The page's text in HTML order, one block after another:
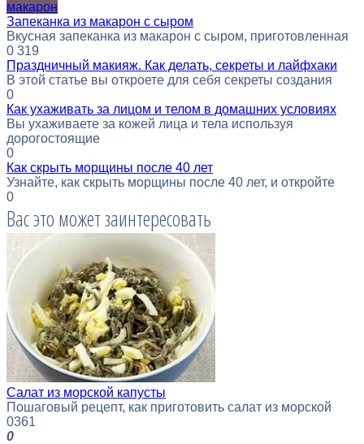
макарон
Запеканка из макарон с сыром
Вкусная запеканка из макарон с сыром, приготовленная
0 319
Праздничный макияж. Как делать, секреты и лайфхаки
В этой статье вы откроете для себя секреты создания
0
Как ухаживать за лицом и телом в домашних условиях
Вы ухаживаете за кожей лица и тела используя
дорогостоящие
0
Как скрыть морщины после 40 лет
Узнайте, как скрыть морщины после 40 лет, и откройте
0
Вас это может заинтересовать
Салат из морской капусты
Пошаговый рецепт, как приготовить салат из морской
0361
0